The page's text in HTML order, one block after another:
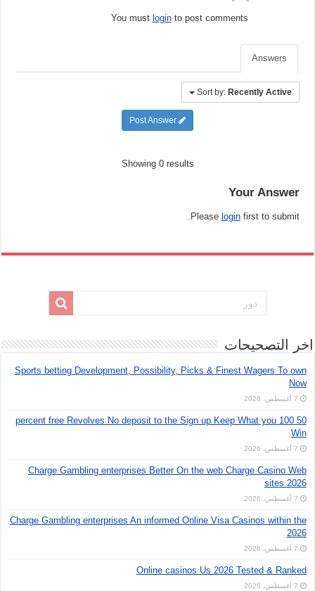
You must loginto post comments
Answers
Sort by: Recently Active
Showing 0 results
Your Answer
Please loginfirst to submit.
اخر التصحيحات
Sports betting Development, Possibility, Picks & Finest Wagers To own
Now
7 أغسطس، 2026
50 100 percent free Revolves No deposit to the Sign up Keep What you
Win
7 أغسطس، 2026
Charge Gambling enterprises Better On the web Charge Casino Web
sites 2026
7 أغسطس، 2026
Charge Gambling enterprises An informed Online Visa Casinos within the
2026
7 أغسطس، 2026
Online casinos Us 2026 Tested & Ranked
7 أغسطس، 2026